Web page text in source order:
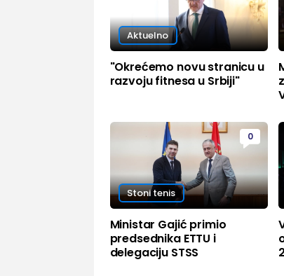
Aktuelno
"Okrećemo novu stranicu u
razvoju fitnesa u Srbiji"
0
Stoni tenis
Ministar Gajić primio
predsednika ETTU i
delegaciju STSS